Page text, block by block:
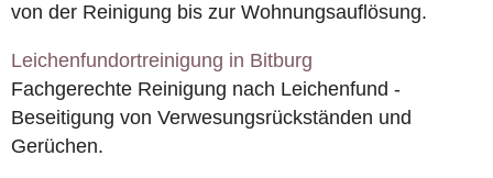
von der Reinigung bis zur Wohnungsauflösung.
Leichenfundortreinigung in Bitburg
Fachgerechte Reinigung nach Leichenfund -
Beseitigung von Verwesungsrückständen und
Gerüchen.